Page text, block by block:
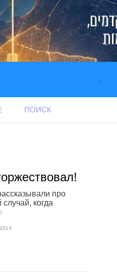
.
ПОИСК
про
когда
3